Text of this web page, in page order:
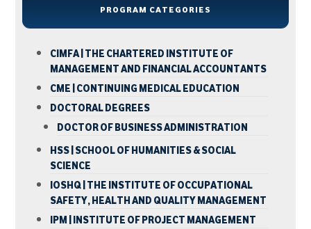
PROGRAM CATEGORIES
CIMFA | THE CHARTERED INSTITUTE OF
MANAGEMENT AND FINANCIAL ACCOUNTANTS
CME | CONTINUING MEDICAL EDUCATION
DOCTORAL DEGREES
DOCTOR OF BUSINESS ADMINISTRATION
HSS | SCHOOL OF HUMANITIES & SOCIAL
SCIENCE
IOSHQ | THE INSTITUTE OF OCCUPATIONAL
SAFETY, HEALTH AND QUALITY MANAGEMENT
IPM | INSTITUTE OF PROJECT MANAGEMENT